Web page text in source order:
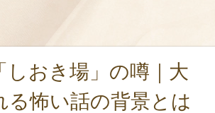
しおき場」の噂｜大
る怖い話の背景とは